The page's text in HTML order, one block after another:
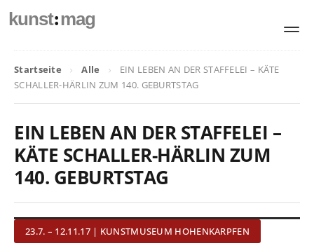
kunst:mag
Startseite Alle
EIN LEBEN AN DER STAFFELEI – KÄTE
SCHALLER-HÄRLIN ZUM 140. GEBURTSTAG
EIN LEBEN AN DER STAFFELEI –
KÄTE SCHALLER-HÄRLIN ZUM
140. GEBURTSTAG
23.7. – 12.11.17 | KUNSTMUSEUM HOHENKARPFEN